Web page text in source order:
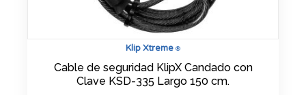
Klip Xtreme ®
Cable de seguridad KlipX Candado con
Clave KSD-335 Largo 150 cm.